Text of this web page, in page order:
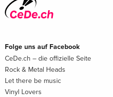
Folge uns auf Facebook
CeDe.ch – die offizielle Seite
Rock & Metal Heads
Let there be music
Vinyl Lovers